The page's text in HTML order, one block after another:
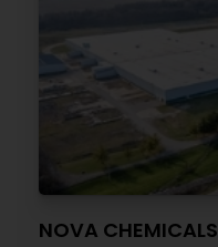
NOVA CHEMICALS